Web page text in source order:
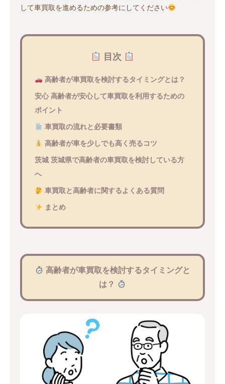
して車買取を進めるための参考にしてください
目次
高齢者が車買取を検討するタイミングとは？
安心高齢者が安心して車買取を利用するための
ポイント
車買取の流れと必要書類
高齢者が車を少しでも高く売るコツ
茨城 茨城県で高齢者の車買取を検討している方
へ
車買取と高齢者に関するよくある質問
まとめ
高齢者が車買取を検討するタイミングと
は？